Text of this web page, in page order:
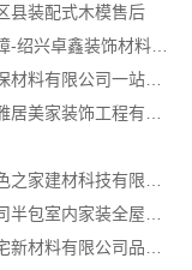
县装配式木模售后
绍兴越城区个性化家装质量有保障-绍兴卓鑫装饰材料有限公司
好用装修电话，江西圣匠新型环保材料有限公司一站式整装